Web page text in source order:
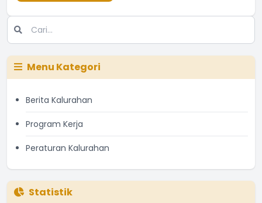
Menu Kategori
Berita Kalurahan
Program Kerja
Peraturan Kalurahan
Statistik